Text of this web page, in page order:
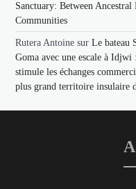
Sanctuary: Between
Communities
Rutera Antoine surLe bateau
Goma avec une escale à
stimule les échanges
plus grand territoire insulaire